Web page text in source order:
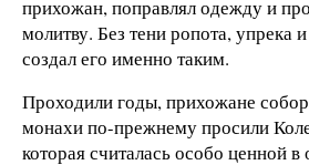
прихожан, поправлял одежду и
молитву. Без тени ропота, упрека
создал его именно таким.
Проходили годы, прихожане
монахи по-прежнему просили
которая считалась особо ценной